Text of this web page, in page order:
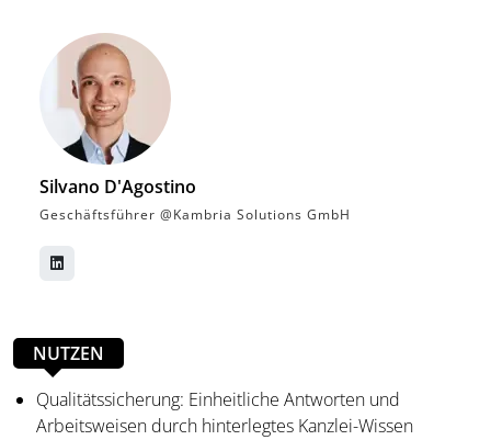
Silvano D'Agostino
Geschäftsführer @Kambria Solutions GmbH
NUTZEN
Qualitätssicherung: Einheitliche Antworten und
Arbeitsweisen durch hinterlegtes Kanzlei-Wissen